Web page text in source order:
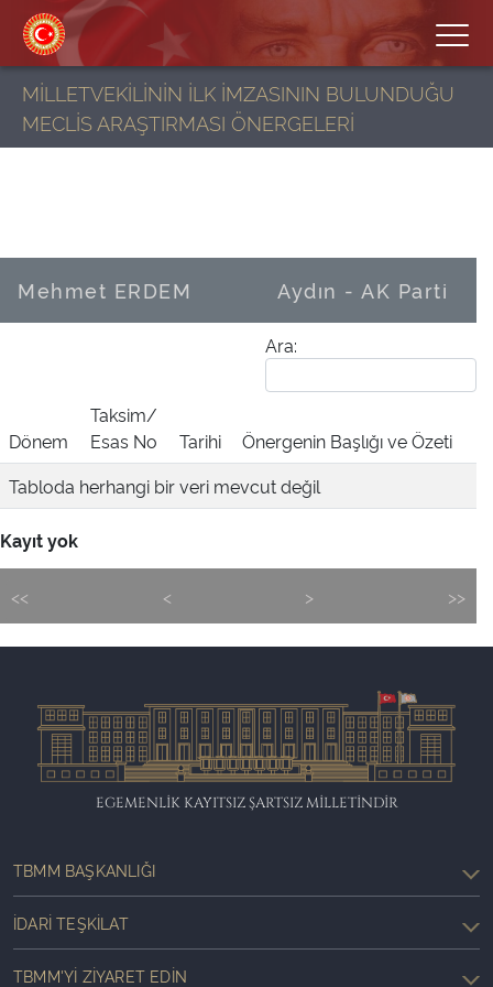
MİLLETVEKİLİNİN İLK İMZASININ BULUNDUĞU
MECLİS ARAŞTIRMASI ÖNERGELERİ
Mehmet ERDEM Aydın - AK Parti
Ara:
Dönem
Taksim/
Esas No
Tarihi
Önergenin Başlığı ve Özeti
Tabloda herhangi bir veri mevcut değil
Kayıt yok
<< < > >>
EGEMENLİK KAYITSIZ ŞARTSIZ MİLLETİNDİR
TBMM BAŞKANLIĞI
İDARI TEŞKILAT
TBMM'YI ZIYARET EDIN